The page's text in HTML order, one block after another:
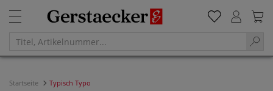
Startseite Typisch Typo